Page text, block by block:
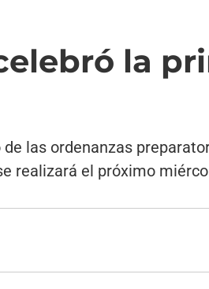
la
las ordenanzas
realizará el próximo